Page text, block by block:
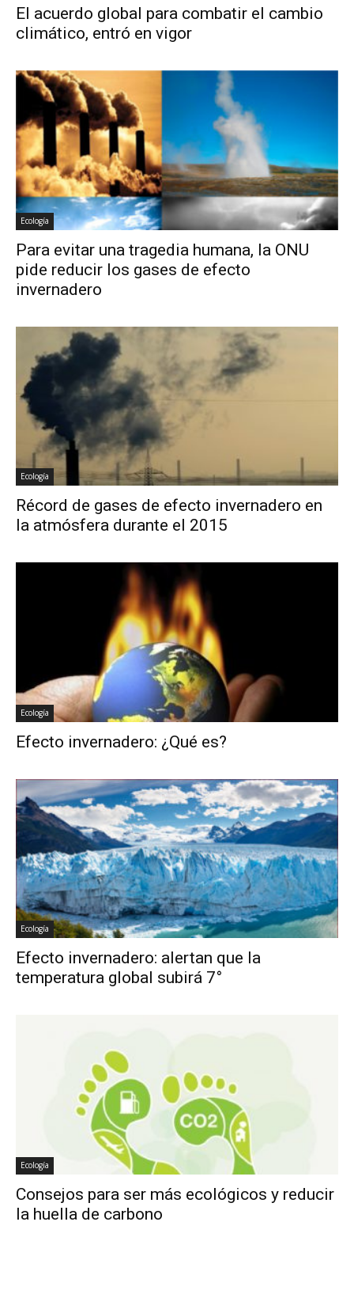
El acuerdo global para combatir el cambio
climático, entró en vigor
Ecología
Para evitar una tragedia humana, la ONU
pide reducir los gases de efecto
invernadero
Ecología
Récord de gases de efecto invernadero en
la atmósfera durante el 2015
Ecología
Efecto invernadero: ¿Qué es?
Ecología
Efecto invernadero: alertan que la
temperatura global subirá 7°
Ecología
Consejos para ser más ecológicos y reducir
la huella de carbono